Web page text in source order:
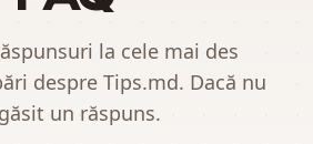
la cele mai des
despre Tips.md. Dacă nu
un răspuns.